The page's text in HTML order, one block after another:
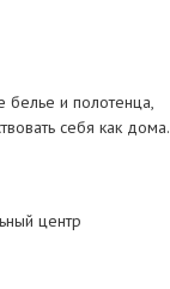
белье и полотенца,
себя как дома.
центр